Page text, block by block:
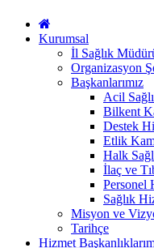
Kurumsal
İl Sağlık
Organizasyon
Başkanlarımız
Acil
Bilkent
Destek
Etlik
Halk
İlaç ve
Personel
Sağlık
Misyon ve
Tarihçe
Hizmet